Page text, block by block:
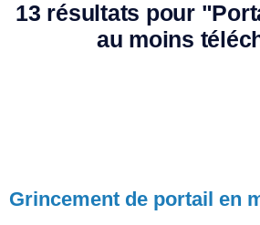
13 résultats pour
au moins
Grincement de portail en